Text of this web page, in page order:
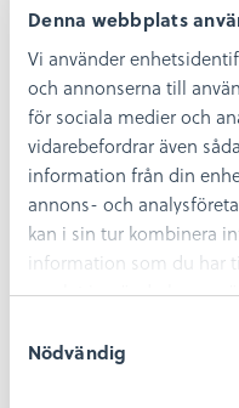
Denna webbplats
Vi använder
och annonserna till
för sociala medier och
vidarebefordrar även
information från din
annons- och
kan i sin tur kombinera
information som du har
samlat in när du har
Nödvändig
Jenny Forsberg
Ansvarig för
0480-45 13 24